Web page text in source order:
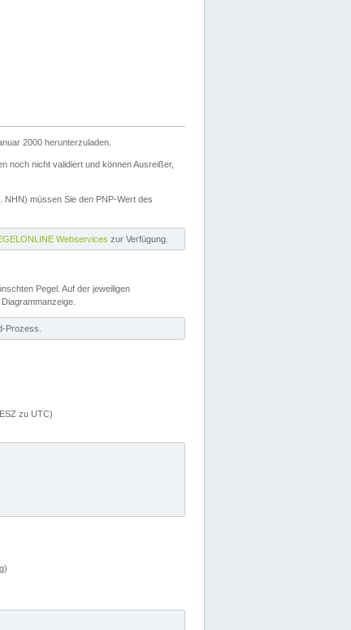
2000 herunterzuladen.
noch nicht validiert und können Ausreißer,
NHN) müssen Sie den PNP-Wert des
Webservices zur Verfügung.
Pegel. Auf der jeweiligen
Prozess.
zu UTC)